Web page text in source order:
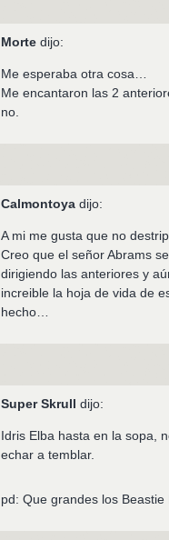
Morte dijo:
Me esperaba otra cosa…
Me encantaron las 2
no.
Calmontoya dijo:
A mi me gusta que no
Creo que el señor Abrams
dirigiendo las anteriores y
increible la hoja de vida de
hecho…
Super Skrull dijo:
Idris Elba hasta en la sopa,
echar a temblar.
pd: Que grandes los Beastie